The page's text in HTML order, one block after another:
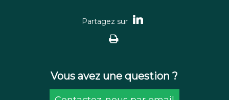
Vous avez une question ?